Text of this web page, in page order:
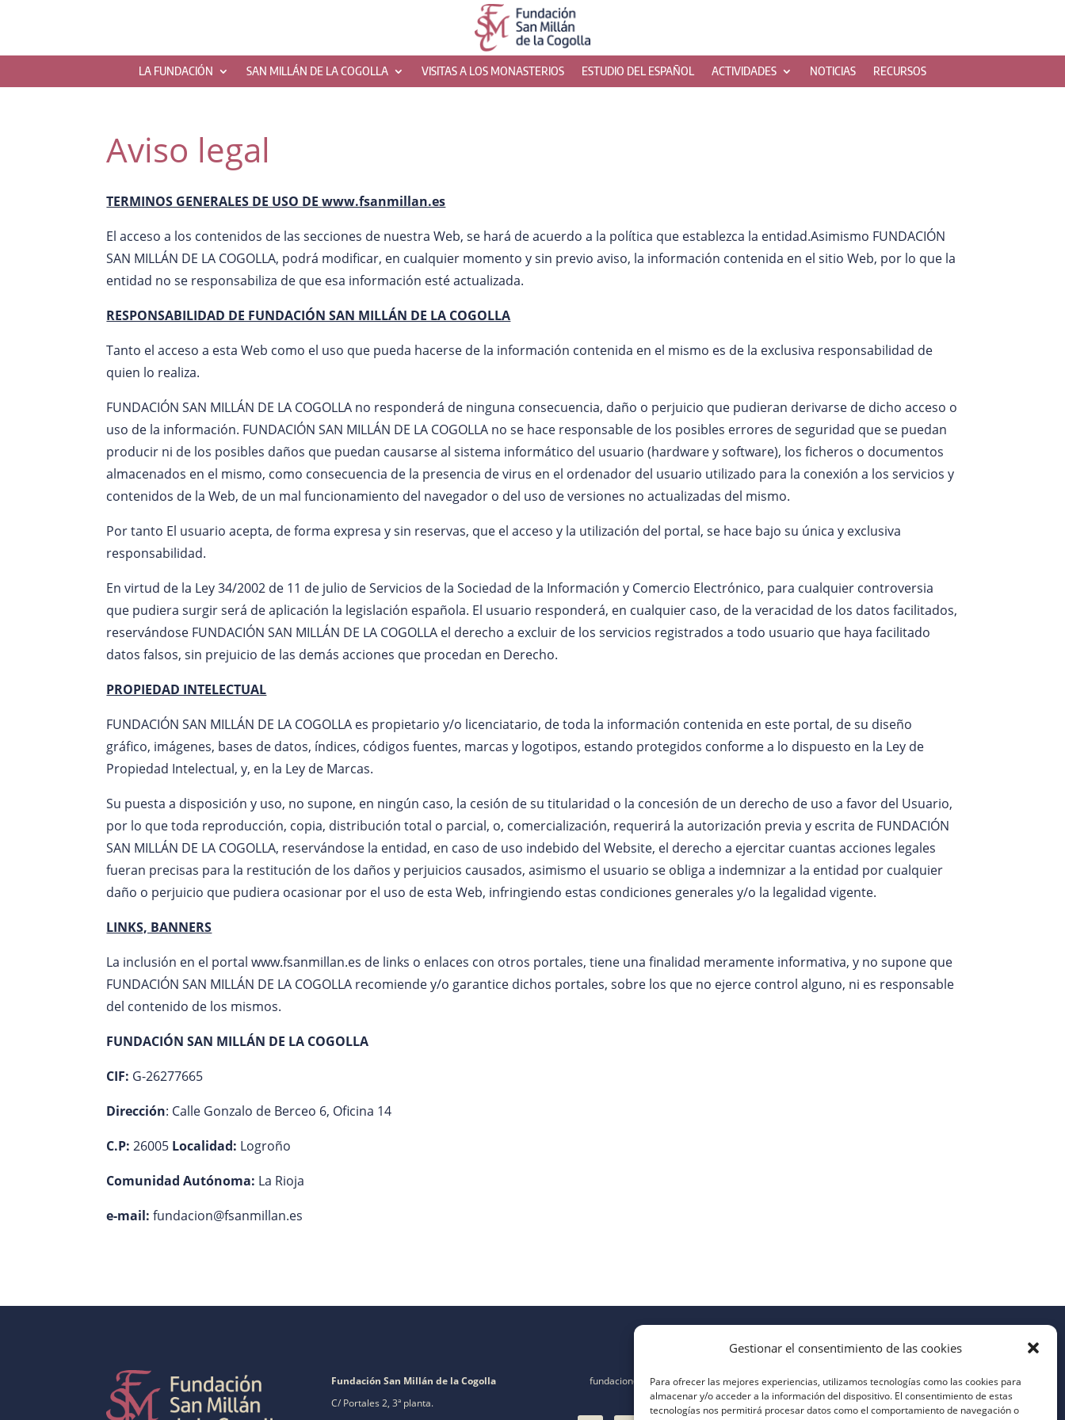
Gestionar el consentimiento de las cookies
Para ofrecer las mejores experiencias, utilizamos tecnologías como las cookies para
almacenar y/o acceder a la información del dispositivo. El consentimiento de estas
tecnologías nos permitirá procesar datos como el comportamiento de navegación o
LA FUNDACIÓN SAN MILLÁN DE LA COGOLLA VISITAS A LOS MONASTERIOS ESTUDIO DEL ESPAÑOL ACTIVIDADES NOTICIAS RECURSOS
Aviso legal
TERMINOS GENERALES DE USO DEwww.fsanmillan.es
El acceso a los contenidos de las secciones de nuestra Web, se hará de acuerdo a la política que establezca la entidad.Asimismo FUNDACIÓN
SAN MILLÁN DE LA COGOLLA, podrá modificar, en cualquier momento y sin previo aviso, la información contenida en el sitio Web, por lo que la
entidad no se responsabiliza de que esa información esté actualizada.
RESPONSABILIDAD DE FUNDACIÓN SAN MILLÁN DE LA COGOLLA
Tanto el acceso a esta Web como el uso que pueda hacerse de la información contenida en el mismo es de la exclusiva responsabilidad de
quien lo realiza.
FUNDACIÓN SAN MILLÁN DE LA COGOLLA no responderá de ninguna consecuencia, daño o perjuicio que pudieran derivarse de dicho acceso o
uso de la información. FUNDACIÓN SAN MILLÁN DE LA COGOLLA no se hace responsable de los posibles errores de seguridad que se puedan
producir ni de los posibles daños que puedan causarse al sistema informático del usuario (hardware y software), los ficheros o documentos
almacenados en el mismo, como consecuencia de la presencia de virus en el ordenador del usuario utilizado para la conexión a los servicios y
contenidos de la Web, de un mal funcionamiento del navegador o del uso de versiones no actualizadas del mismo.
Por tanto El usuario acepta, de forma expresa y sin reservas, que el acceso y la utilización del portal, se hace bajo su única y exclusiva
responsabilidad.
En virtud de la Ley 34/2002 de 11 de julio de Servicios de la Sociedad de la Información y Comercio Electrónico, para cualquier controversia
que pudiera surgir será de aplicación la legislación española. El usuario responderá, en cualquier caso, de la veracidad de los datos facilitados,
reservándose FUNDACIÓN SAN MILLÁN DE LA COGOLLA el derecho a excluir de los servicios registrados a todo usuario que haya facilitado
datos falsos, sin prejuicio de las demás acciones que procedan en Derecho.
PROPIEDAD INTELECTUAL
FUNDACIÓN SAN MILLÁN DE LA COGOLLA es propietario y/o licenciatario, de toda la información contenida en este portal, de su diseño
gráfico, imágenes, bases de datos, índices, códigos fuentes, marcas y logotipos, estando protegidos conforme a lo dispuesto en la Ley de
Propiedad Intelectual, y, en la Ley de Marcas.
Su puesta a disposición y uso, no supone, en ningún caso, la cesión de su titularidad o la concesión de un derecho de uso a favor del Usuario,
por lo que toda reproducción, copia, distribución total o parcial, o, comercialización, requerirá la autorización previa y escrita de FUNDACIÓN
SAN MILLÁN DE LA COGOLLA, reservándose la entidad, en caso de uso indebido del Website, el derecho a ejercitar cuantas acciones legales
fueran precisas para la restitución de los daños y perjuicios causados, asimismo el usuario se obliga a indemnizar a la entidad por cualquier
daño o perjuicio que pudiera ocasionar por el uso de esta Web, infringiendo estas condiciones generales y/o la legalidad vigente.
LINKS, BANNERS
La inclusión en el portal www.fsanmillan.es de links o enlaces con otros portales, tiene una finalidad meramente informativa, y no supone que
FUNDACIÓN SAN MILLÁN DE LA COGOLLA recomiende y/o garantice dichos portales, sobre los que no ejerce control alguno, ni es responsable
del contenido de los mismos.
FUNDACIÓN SAN MILLÁN DE LA COGOLLA
CIF: G-26277665
Dirección: Calle Gonzalo de Berceo 6, Oficina 14
C.P: 26005 Localidad: Logroño
Comunidad Autónoma: La Rioja
e-mail: fundacion@fsanmillan.es
Fundación San Millán de la Cogolla
C/ Portales 2, 3ª planta.
fundacion@fsanmillan.es